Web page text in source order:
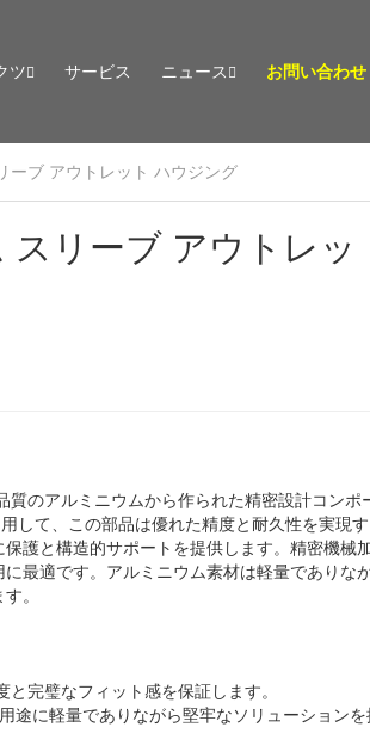
ツ サービス ニュース お問い合わせ
ーブ アウトレット ハウジング
スリーブ アウトレッ
のアルミニウムから作られた精密設計コンポ
して、この部品は優れた精度と耐久性を実現
護と構造的サポートを提供します。精密機械
最適です。アルミニウム素材は軽量でありな
。
完璧なフィット感を保証します。
途に軽量でありながら堅牢なソリューション